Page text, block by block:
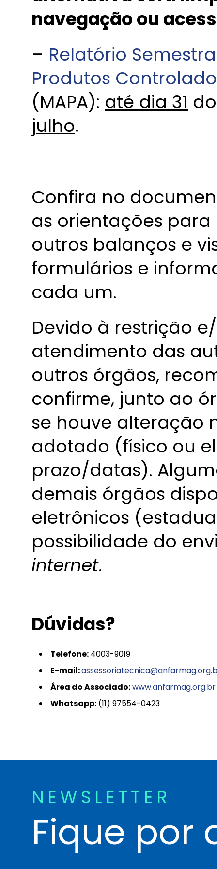
navegação ou
– Relatório
Produtos
(MAPA): até dia 31
julho.
Confira no
as orientações para
outros balanços e
formulários e
cada um.
Devido à restrição
atendimento das
outros órgãos,
confirme, junto ao
se houve alteração
adotado (físico ou
prazo/datas).
demais órgãos
eletrônicos
possibilidade do
internet.
Dúvidas?
Telefone: 4003-9019
E-mail:
Área do Associado:www.anfarmag.org.br
Whatsapp: (11) 97554-0423
NEWSLETTER
Fique por